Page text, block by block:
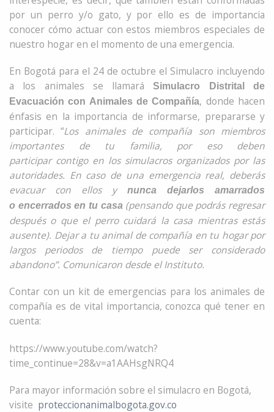
por un perro y/o gato, y por ello es de importancia
conocer cómo actuar con estos miembros especiales de
nuestro hogar en el momento de una emergencia.
En Bogotá para el 24 de octubre el Simulacro incluyendo
a los animales se llamaráSimulacro Distrital de
Evacuación con Animales de Compañía, donde hacen
énfasis en la importancia de informarse, prepararse y
participar. “Los animales de compañía son miembros
importantes de tu familia, por eso deben
participar contigo en los simulacros organizados por las
autoridades. En caso de una emergencia real, deberás
evacuar con ellos y
nunca dejarlos amarrados
o encerrados en tu casa (pensando que podrás regresar
después o que el perro cuidará la casa mientras estás
ausente). Dejar a tu animal de compañía en tu hogar por
largos periodos de tiempo puede ser considerado
abandono”. Comunicaron desde el Instituto.
Contar con un kit de emergencias para los animales de
compañía es de vital importancia, conozca qué tener en
cuenta:
https://www.youtube.com/watch?
time_continue=28&v=a1AAHsgNRQ4
Para mayor información sobre el simulacro en Bogotá,
visite proteccionanimalbogota.gov.co